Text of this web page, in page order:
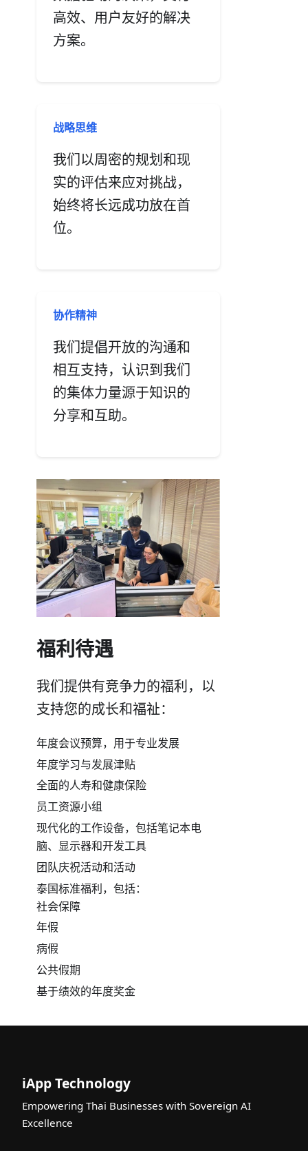
高效、用户友好的解决
方案。
战略思维
我们以周密的规划和现
实的评估来应对挑战，
始终将长远成功放在首
位。
协作精神
我们提倡开放的沟通和
相互支持，认识到我们
的集体力量源于知识的
分享和互助。
福利待遇
我们提供有竞争力的福利，以
支持您的成长和福祉：
年度会议预算，用于专业发展
年度学习与发展津贴
全面的人寿和健康保险
员工资源小组
现代化的工作设备，包括笔记本电
脑、显示器和开发工具
团队庆祝活动和活动
泰国标准福利，包括：
社会保障
年假
病假
公共假期
基于绩效的年度奖金
iApp Technology
Empowering Thai Businesses with Sovereign AI
Excellence